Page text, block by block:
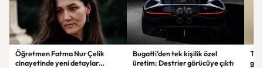
Öğretmen Fatma Nur Çelik
cinayetinde yeni detaylar
Bugatti’den tek kişilik özel
üretim: Destrier görücüye çıktı